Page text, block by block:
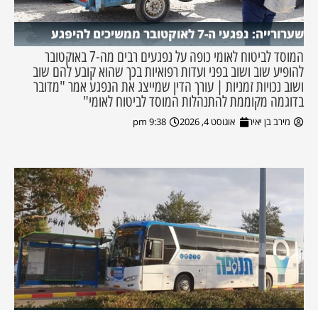
שערורייה: נפגעי ה-7 לאוקטובר ממשיכים להיפגע
המוסד לביטוח לאומי כופה על נפגעים רבים מה-7 באוקטובר
להופיע שוב ושוב בפני ועדות רפואיות בכך שהוא קובע להם שוב
ושוב נכויות זמניות | עורך הדין שמייצג את הנפגע אמר "מדובר
בדוגמה מקוממת להתנהלות המוסד לביטוח לאומי"
מירב בן יאיר אוגוסט 4, 2026 9:38 pm